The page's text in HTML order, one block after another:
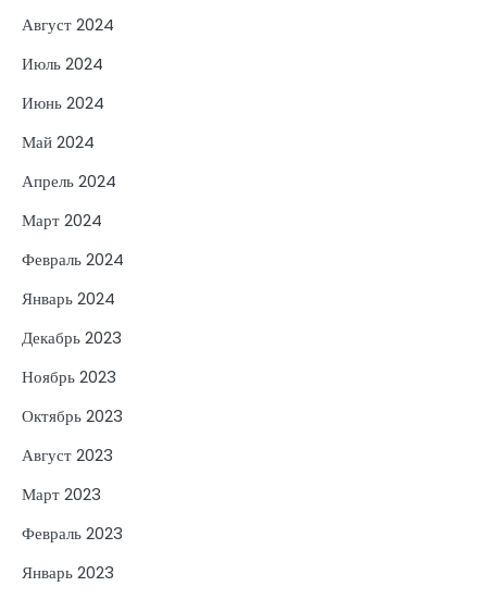
Август 2024
Июль 2024
Июнь 2024
Май 2024
Апрель 2024
Март 2024
Февраль 2024
Январь 2024
Декабрь 2023
Ноябрь 2023
Октябрь 2023
Август 2023
Март 2023
Февраль 2023
Январь 2023